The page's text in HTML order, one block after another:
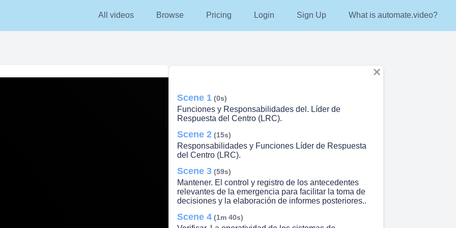
All videos Browse Pricing Login Sign Up What is automate.video?
Scene 1 (0s)
Funciones y Responsabilidades del. Líder de
Respuesta del Centro (LRC).
Scene 2 (15s)
Responsabilidades y Funciones Líder de Respuesta
del Centro (LRC).
Scene 3 (59s)
Mantener. El control y registro de los antecedentes
relevantes de la emergencia para facilitar la toma de
decisiones y la elaboración de informes posteriores..
Scene 4 (1m 40s)